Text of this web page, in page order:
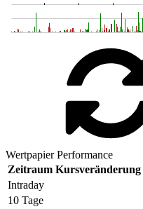
Wertpapier Performance
Zeitraum Kursveränderung
Intraday
10 Tage